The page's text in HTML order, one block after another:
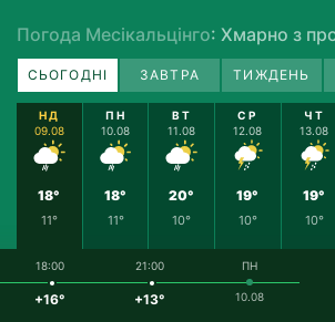
Погода Месікальцінго: Хмарно з
СЬОГОДНІ ЗАВТРА ТИЖДЕНЬ
НД
09.08
18°
11°
ПН
10.08
18°
11°
ВТ
11.08
20°
10°
СР
12.08
19°
10°
ЧТ
13.08
19°
10°
18:00
+16°
21:00
+13°
ПН
10.08